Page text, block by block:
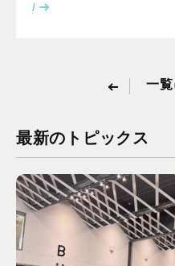
/
一
最新のトピックス